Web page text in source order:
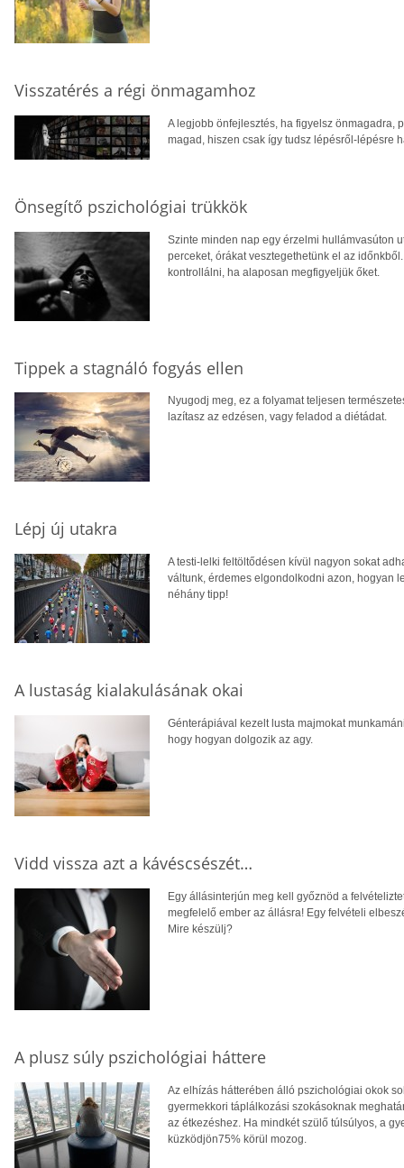
Visszatérés a régi önmagamhoz
A legjobb önfejlesztés, ha figyelsz önmagadra,
magad, hiszen csak így tudsz lépésről-lépésre
Önsegítő pszichológiai trükkök
Szinte minden nap egy érzelmi hullámvasúton
perceket, órákat vesztegethetünk el az
kontrollálni, ha alaposan megfigyeljük őket.
Tippek a stagnáló fogyás ellen
Nyugodj meg, ez a folyamat teljesen
lazítasz az edzésen, vagy feladod a diétádat.
Lépj új utakra
A testi-lelki feltöltődésen kívül nagyon sokat
váltunk, érdemes elgondolkodni azon, hogyan
néhány tipp!
A lustaság kialakulásának okai
Génterápiával kezelt lusta majmokat
hogy hogyan dolgozik az agy.
Vidd vissza azt a kávéscsészét…
Egy állásinterjún meg kell győznöd a
megfelelő ember az állásra! Egy felvételi
Mire készülj?
A plusz súly pszichológiai háttere
Az elhízás hátterében álló pszichológiai okok
gyermekkori táplálkozási szokásoknak
az étkezéshez. Ha mindkét szülő túlsúlyos, a
küzködjön75% körül mozog.